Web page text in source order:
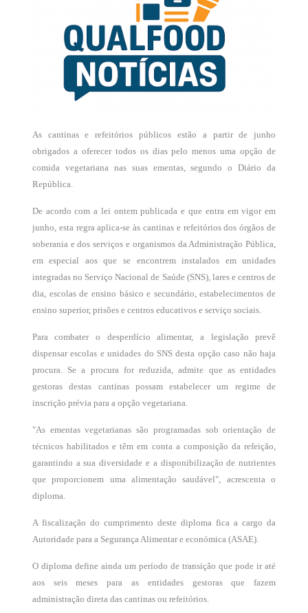
As cantinas e refeitórios públicos estão a partir de junho
obrigados a oferecer todos os dias pelo menos uma opção de
comida vegetariana nas suas ementas, segundo o Diário da
República.
De acordo com a lei ontem publicada e que entra em vigor em
junho, esta regra aplica-se às cantinas e refeitórios dos órgãos de
soberania e dos serviços e organismos da Administração Pública,
em especial aos que se encontrem instalados em unidades
integradas no Serviço Nacional de Saúde (SNS), lares e centros de
dia, escolas de ensino básico e secundário, estabelecimentos de
ensino superior, prisões e centros educativos e serviço sociais.
Para combater o desperdício alimentar, a legislação prevê
dispensar escolas e unidades do SNS desta opção caso não haja
procura. Se a procura for reduzida, admite que as entidades
gestoras destas cantinas possam estabelecer um regime de
inscrição prévia para a opção vegetariana.
"As ementas vegetarianas são programadas sob orientação de
técnicos habilitados e têm em conta a composição da refeição,
garantindo a sua diversidade e a disponibilização de nutrientes
que proporcionem uma alimentação saudável", acrescenta o
diploma.
A fiscalização do cumprimento deste diploma fica a cargo da
Autoridade para a Segurança Alimentar e económica (ASAE).
O diploma define ainda um período de transição que pode ir até
aos seis meses para as entidades gestoras que fazem
administração direta das cantinas ou refeitórios.